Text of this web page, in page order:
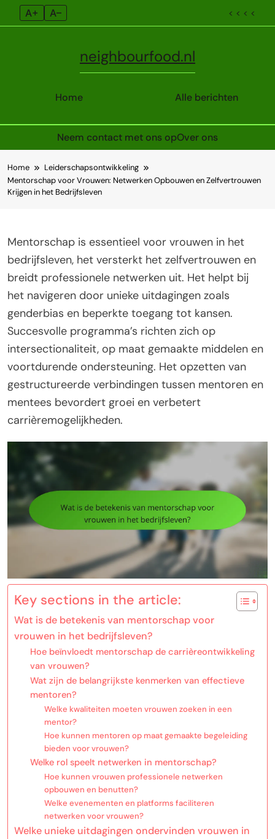
A+ A– < < < <
Home
neighbourfood.nl
Alle berichten
Neem contact met ons opOver ons
to
content
Home
Leiderschapsontwikkeling
Mentorschap voor Vrouwen: Netwerken Opbouwen en Zelfvertrouwen
Krijgen in het Bedrijfsleven
Mentorschap is essentieel voor vrouwen in het
bedrijfsleven, het versterkt het zelfvertrouwen en
breidt professionele netwerken uit. Het helpt bij
het navigeren door unieke uitdagingen zoals
genderbias en beperkte toegang tot kansen.
Succesvolle programma’s richten zich op
intersectionaliteit, op maat gemaakte middelen en
voortdurende ondersteuning. Het opzetten van
gestructureerde verbindingen tussen mentoren en
mentees bevordert groei en verbetert
carrièremogelijkheden.
Key sections in the article:
Wat is de betekenis van mentorschap voor
vrouwen in het bedrijfsleven?
Hoe beïnvloedt mentorschap de carrièreontwikkeling
van vrouwen?
Wat zijn de belangrijkste kenmerken van effectieve
mentoren?
Welke kwaliteiten moeten vrouwen zoeken in een
mentor?
Hoe kunnen mentoren op maat gemaakte begeleiding
bieden voor vrouwen?
Welke rol speelt netwerken in mentorschap?
Hoe kunnen vrouwen professionele netwerken
opbouwen en benutten?
Welke evenementen en platforms faciliteren
netwerken voor vrouwen?
Welke unieke uitdagingen ondervinden vrouwen in